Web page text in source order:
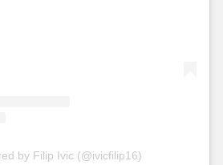
by Filip Ivic (@ivicfilip16)